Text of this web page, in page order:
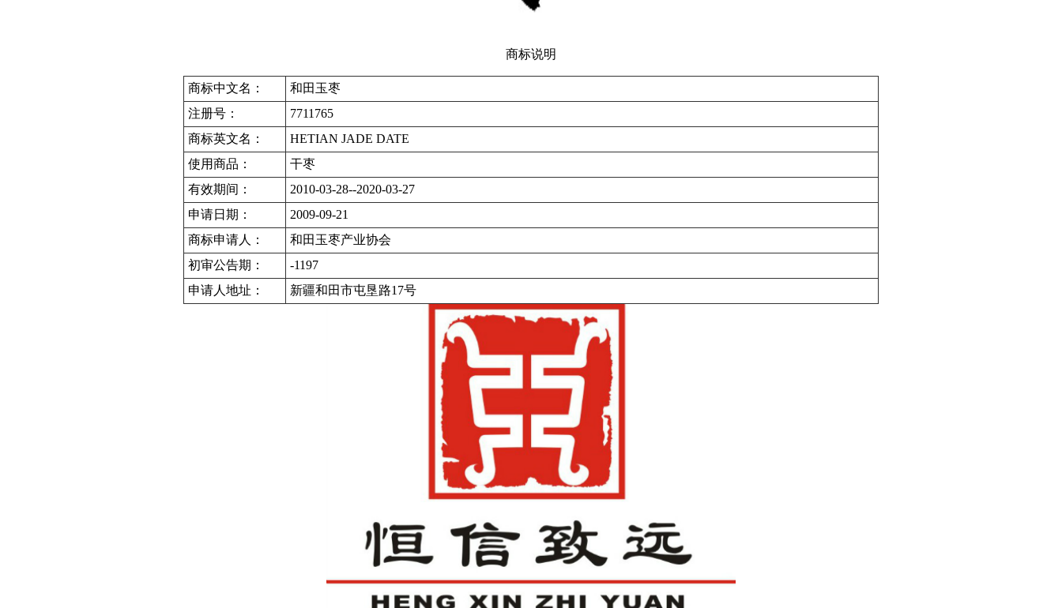
商标说明
商标中文名：
和田玉枣
注册号：
7711765
商标英文名：
HETIAN JADE DATE
使用商品：
干枣
有效期间：
2010-03-28--2020-03-27
申请日期：
2009-09-21
商标申请人：
和田玉枣产业协会
初审公告期：
-1197
申请人地址：
新疆和田市屯垦路17号